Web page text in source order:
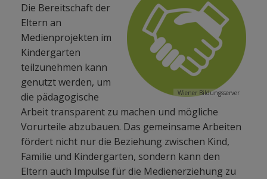
Wiener Bildungsserver
Die Bereitschaft der
Eltern an
Medienprojekten im
Kindergarten
teilzunehmen kann
genutzt werden, um
die pädagogische
Arbeit transparent zu machen und mögliche
Vorurteile abzubauen. Das gemeinsame Arbeiten
fördert nicht nur die Beziehung zwischen Kind,
Familie und Kindergarten, sondern kann den
Eltern auch Impulse für die Medienerziehung zu